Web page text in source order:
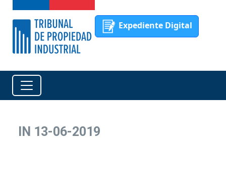
Expediente Digital
IN 13-06-2019